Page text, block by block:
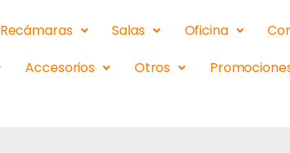
Recámaras Salas Oficina
Accesorios Otros